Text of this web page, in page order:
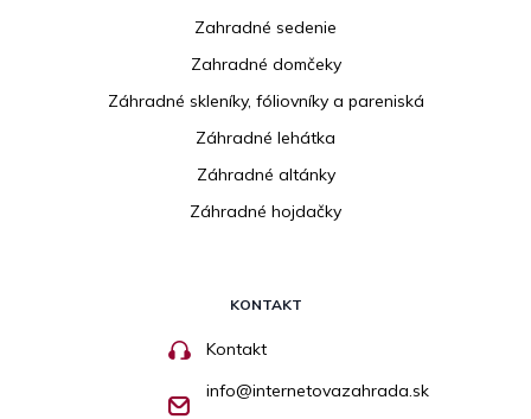
Zahradné sedenie
Zahradné domčeky
Záhradné skleníky, fóliovníky a pareniská
Záhradné lehátka
Záhradné altánky
Záhradné hojdačky
KONTAKT
Kontakt
info@internetovazahrada.sk